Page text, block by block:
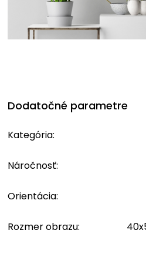
Dodatočné parametre
Kategória:
Náročnosť:
Orientácia:
Rozmer obrazu: